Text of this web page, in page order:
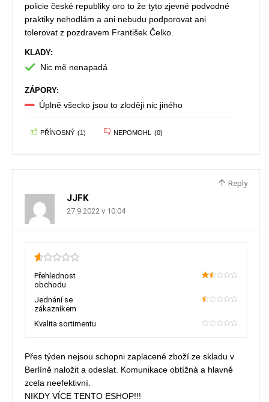
policie české republiky oro to že tyto zjevné podvodné
praktiky nehodlám a ani nebudu podporovat ani
tolerovat z pozdravem František Čelko.
KLADY:
Nic mě nenapadá
ZÁPORY:
Úplně všecko jsou to zloději nic jiného
PŘÍNOSNÝ (1) NEPOMOHL (0)
Reply
JJFK
27.9.2022 v 10:04
0.65
Přehlednost
obchodu
Jednání se
zákazníkem
Kvalita sortimentu
Přes týden nejsou schopni zaplacené zboží ze skladu v
Berlíně naložit a odeslat. Komunikace obtížná a hlavně
zcela neefektivní.
NIKDY VÍCE TENTO ESHOP!!!